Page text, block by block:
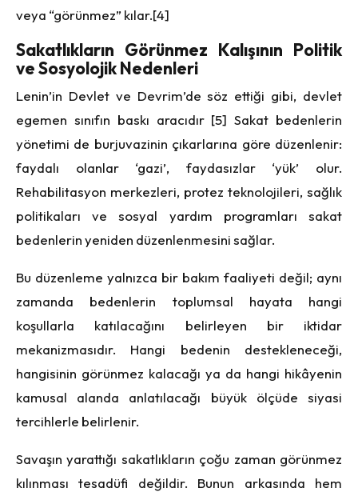
veya “görünmez” kılar.[4]
Sakatlıkların Görünmez Kalışının Politik
ve Sosyolojik Nedenleri
Lenin’in Devlet ve Devrim’de söz ettiği gibi, devlet
egemen sınıfın baskı aracıdır [5] Sakat bedenlerin
yönetimi de burjuvazinin çıkarlarına göre düzenlenir:
faydalı olanlar ‘gazi’, faydasızlar ‘yük’ olur.
Rehabilitasyon merkezleri, protez teknolojileri, sağlık
politikaları ve sosyal yardım programları sakat
bedenlerin yeniden düzenlenmesini sağlar.
Bu düzenleme yalnızca bir bakım faaliyeti değil; aynı
zamanda bedenlerin toplumsal hayata hangi
koşullarla katılacağını belirleyen bir iktidar
mekanizmasıdır. Hangi bedenin destekleneceği,
hangisinin görünmez kalacağı ya da hangi hikâyenin
kamusal alanda anlatılacağı büyük ölçüde siyasi
tercihlerle belirlenir.
Savaşın yarattığı sakatlıkların çoğu zaman görünmez
kılınması tesadüfi değildir. Bunun arkasında hem